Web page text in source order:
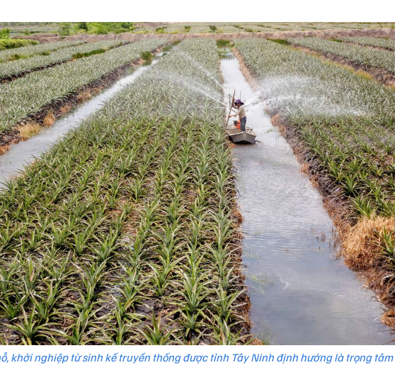
khởi nghiệp từ sinh kế truyền thống được tỉnh Tây Ninh định hướng là trọng tâm